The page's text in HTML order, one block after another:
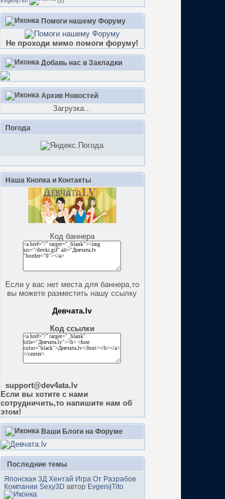
Помоги нашему Форуму
Не проходи мимо помоги форуму!
Добавь нас в Закладки
Архив Новостей
Загрузка...
Погода
Наша Кнопка и Контакты
Код баннера
Если у вас нет места для баннера,то
вы можете разместить нашу ссылку
Девчата.lv
Код ссылки
support@dev4ata.lv
Если вы хотите с нами
сотрудничить,то напишите нам об
этом!
Ваши Блоги на Форуме
Последние темы
Японская 3Д Хентай Игра От Разрабов
Компании Sexy3D автор EvgenijTito